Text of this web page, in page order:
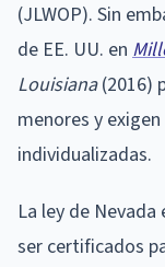
(JLWOP). Sin
de EE. UU. en
Louisiana(2016)
menores y
individualizadas.
La ley de
ser certificados